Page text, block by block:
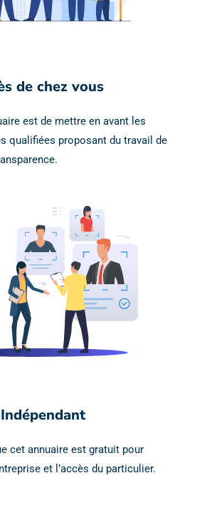
de chez vous
est de mettre en avant les
qualifiées proposant du travail de
Indépendant
cet annuaire est gratuit pour
et l’accès du particulier.